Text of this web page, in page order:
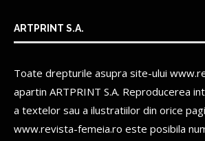
ARTPRINT S.A.
Toate drepturile asupra site-ului
apartin ARTPRINT S.A. Reproducerea
a textelor sau a ilustratiilor din orice
www.revista-femeia.ro este posibila